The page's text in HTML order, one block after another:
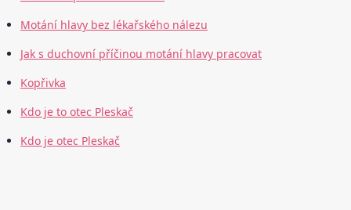
Motání hlavy bez lékařského nálezu
Jak s duchovní příčinou motání hlavy pracovat
Kopřivka
Kdo je to otec Pleskač
Kdo je otec Pleskač